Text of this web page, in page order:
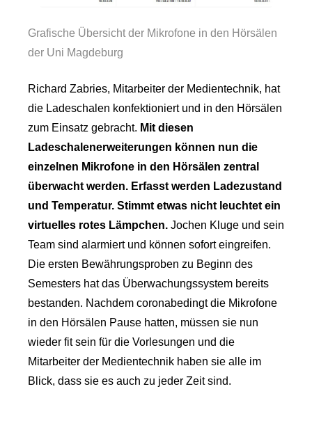
Grafische Übersicht der Mikrofone in den Hörsälen
der Uni Magdeburg
Richard Zabries, Mitarbeiter der Medientechnik, hat
die Ladeschalen konfektioniert und in den Hörsälen
zum Einsatz gebracht. Mit diesen
Ladeschalenerweiterungen können nun die
einzelnen Mikrofone in den Hörsälen zentral
überwacht werden. Erfasst werden Ladezustand
und Temperatur. Stimmt etwas nicht leuchtet ein
virtuelles rotes Lämpchen. Jochen Kluge und sein
Team sind alarmiert und können sofort eingreifen.
Die ersten Bewährungsproben zu Beginn des
Semesters hat das Überwachungssystem bereits
bestanden. Nachdem coronabedingt die Mikrofone
in den Hörsälen Pause hatten, müssen sie nun
wieder fit sein für die Vorlesungen und die
Mitarbeiter der Medientechnik haben sie alle im
Blick, dass sie es auch zu jeder Zeit sind.